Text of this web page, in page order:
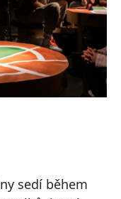
sedí během